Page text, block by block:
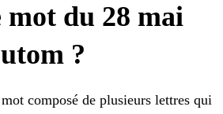
mot du 28 mai
?
composé de plusieurs lettres qui